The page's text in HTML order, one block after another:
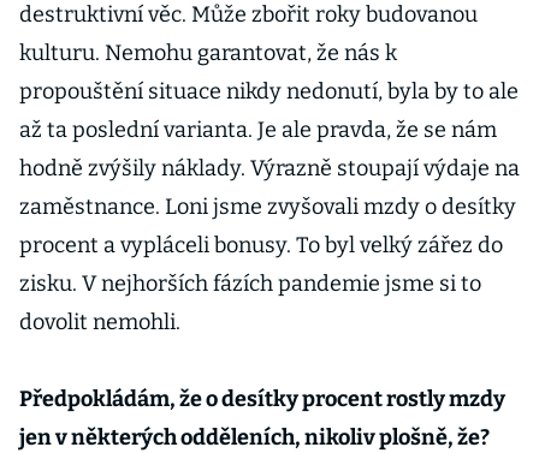
destruktivní věc. Může zbořit roky budovanou
kulturu. Nemohu garantovat, že nás k
propouštění situace nikdy nedonutí, byla by to ale
až ta poslední varianta. Je ale pravda, že se nám
hodně zvýšily náklady. Výrazně stoupají výdaje na
zaměstnance. Loni jsme zvyšovali mzdy o desítky
procent a vypláceli bonusy. To byl velký zářez do
zisku. V nejhorších fázích pandemie jsme si to
dovolit nemohli.
Předpokládám, že o desítky procent rostly mzdy
jen v některých odděleních, nikoliv plošně, že?